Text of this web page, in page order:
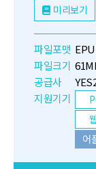
미리보기
파일포맷
파일크기
공급사
지원기기
어